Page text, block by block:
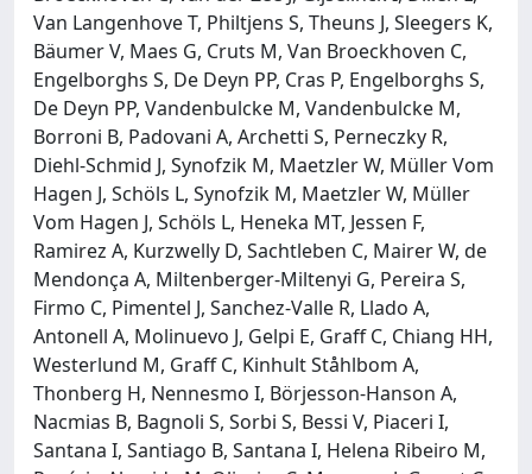
Van Langenhove T, Philtjens S, Theuns J, Sleegers K,
Bäumer V, Maes G, Cruts M, Van Broeckhoven C,
Engelborghs S, De Deyn PP, Cras P, Engelborghs S,
De Deyn PP, Vandenbulcke M, Vandenbulcke M,
Borroni B, Padovani A, Archetti S, Perneczky R,
Diehl-Schmid J, Synofzik M, Maetzler W, Müller Vom
Hagen J, Schöls L, Synofzik M, Maetzler W, Müller
Vom Hagen J, Schöls L, Heneka MT, Jessen F,
Ramirez A, Kurzwelly D, Sachtleben C, Mairer W, de
Mendonça A, Miltenberger-Miltenyi G, Pereira S,
Firmo C, Pimentel J, Sanchez-Valle R, Llado A,
Antonell A, Molinuevo J, Gelpi E, Graff C, Chiang HH,
Westerlund M, Graff C, Kinhult Ståhlbom A,
Thonberg H, Nennesmo I, Börjesson-Hanson A,
Nacmias B, Bagnoli S, Sorbi S, Bessi V, Piaceri I,
Santana I, Santiago B, Santana I, Helena Ribeiro M,